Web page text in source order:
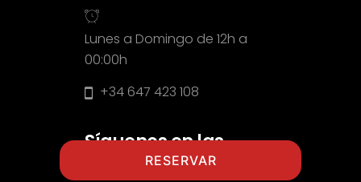
Lunes a Domingo de 12h a
00:00h
+34 647 423 108
Síguenos en las
RESERVAR